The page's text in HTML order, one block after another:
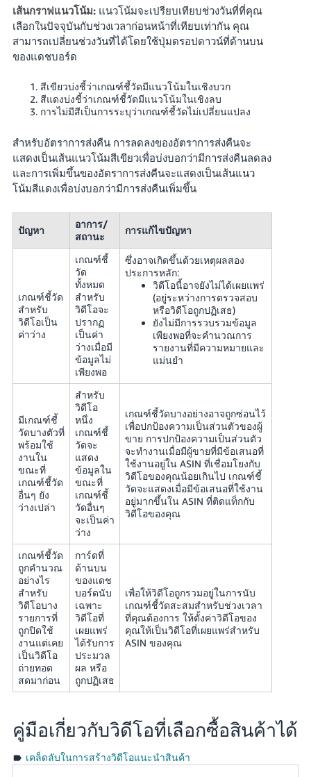
เส้นกราฟแนวโน้ม:แนวโน้มจะเปรียบเทียบช่วงวันที่ที่คุณ
เลือกในปัจจุบันกับช่วงเวลาก่อนหน้าที่เทียบเท่ากัน คุณ
สามารถเปลี่ยนช่วงวันที่ได้โดยใช้ปุ่มดรอปดาวน์ที่ด้านบน
ของแดชบอร์ด
สีเขียวบ่งชี้ว่าเกณฑ์ชี้วัดมีแนวโน้มในเชิงบวก
สีแดงบ่งชี้ว่าเกณฑ์ชี้วัดมีแนวโน้มในเชิงลบ
การไม่มีสีเป็นการระบุว่าเกณฑ์ชี้วัดไม่เปลี่ยนแปลง
สำหรับอัตราการส่งคืน การลดลงของอัตราการส่งคืนจะ
แสดงเป็นเส้นแนวโน้มสีเขียวเพื่อบ่งบอกว่ามีการส่งคืนลดลง
และการเพิ่มขึ้นของอัตราการส่งคืนจะแสดงเป็นเส้นแนว
โน้มสีแดงเพื่อบ่งบอกว่ามีการส่งคืนเพิ่มขึ้น
ปัญหา
อาการ/
สถานะ
การแก้ไขปัญหา
เกณฑ์ชี้วัด
สำหรับ
วิดีโอเป็น
ค่าว่าง
เกณฑ์ชี้
วัด
ทั้งหมด
สำหรับ
วิดีโอจะ
ปรากฏ
เป็นค่า
ว่างเมื่อมี
ข้อมูลไม่
เพียงพอ
ซึ่งอาจเกิดขึ้นด้วยเหตุผลสอง
ประการหลัก:
วิดีโอนี้อาจยังไม่ได้เผยแพร่
(อยู่ระหว่างการตรวจสอบ
หรือวิดีโอถูกปฏิเสธ)
ยังไม่มีการรวบรวมข้อมูล
เพียงพอที่จะคำนวณการ
รายงานที่มีความหมายและ
แม่นยำ
มีเกณฑ์ชี้
วัดบางตัวที่
พร้อมใช้
งานใน
ขณะที่
เกณฑ์ชี้วัด
อื่นๆ ยัง
ว่างเปล่า
สำหรับ
วิดีโอ
หนึ่ง
เกณฑ์ชี้
วัดจะ
แสดง
ข้อมูลใน
ขณะที่
เกณฑ์ชี้
วัดอื่นๆ
จะเป็นค่า
ว่าง
เกณฑ์ชี้วัดบางอย่างอาจถูกซ่อนไว้
เพื่อปกป้องความเป็นส่วนตัวของผู้
ขาย การปกป้องความเป็นส่วนตัว
จะทำงานเมื่อมีผู้ขายที่มีข้อเสนอที่
ใช้งานอยู่ใน ASIN ที่เชื่อมโยงกับ
วิดีโอของคุณน้อยเกินไป เกณฑ์ชี้
วัดจะแสดงเมื่อมีข้อเสนอที่ใช้งาน
อยู่มากขึ้นใน ASIN ที่ติดแท็กกับ
วิดีโอของคุณ
เกณฑ์ชี้วัด
ถูกคำนวณ
อย่างไร
สำหรับ
วิดีโอบาง
รายการที่
ถูกปิดใช้
งานแต่เคย
เป็นวิดีโอ
ถ่ายทอด
สดมาก่อน
การ์ดที่
ด้านบน
ของแดช
บอร์ดนับ
เฉพาะ
วิดีโอที่
เผยแพร่
ได้รับการ
ประมวล
ผล หรือ
ถูกปฏิเสธ
เพื่อให้วิดีโอถูกรวมอยู่ในการนับ
เกณฑ์ชี้วัดสะสมสำหรับช่วงเวลา
ที่คุณต้องการ ให้ตั้งค่าวิดีโอของ
คุณให้เป็นวิดีโอที่เผยแพร่สำหรับ
ASIN ของคุณ
คู่มือเกี่ยวกับวิดีโอที่เลือกซื้อสินค้าได้
เคล็ดลับในการสร้างวิดีโอแนะนำสินค้า